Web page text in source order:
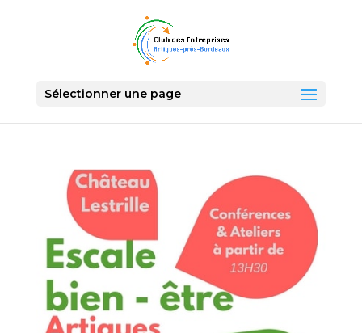
Sélectionner une page